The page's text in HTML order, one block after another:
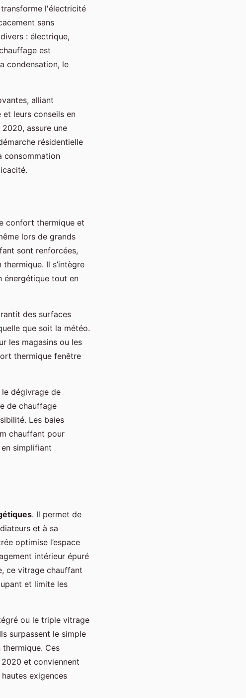
l'électricité
sans
: électrique,
est
condensation, le
alliant
leurs conseils en
assure une
résidentielle
consommation
confort thermique et
lors de grands
sont renforcées,
Il s’intègre
énergétique tout en
des surfaces
que soit la météo.
les magasins ou les
thermique fenêtre
dégivrage de
de chauffage
Les baies
chauffant pour
simplifiant
. Il permet de
et à sa
optimise l’espace
intérieur épuré
ce vitrage chauffant
et limite les
ou le triple vitrage
surpassent le simple
Ces
et conviennent
exigences